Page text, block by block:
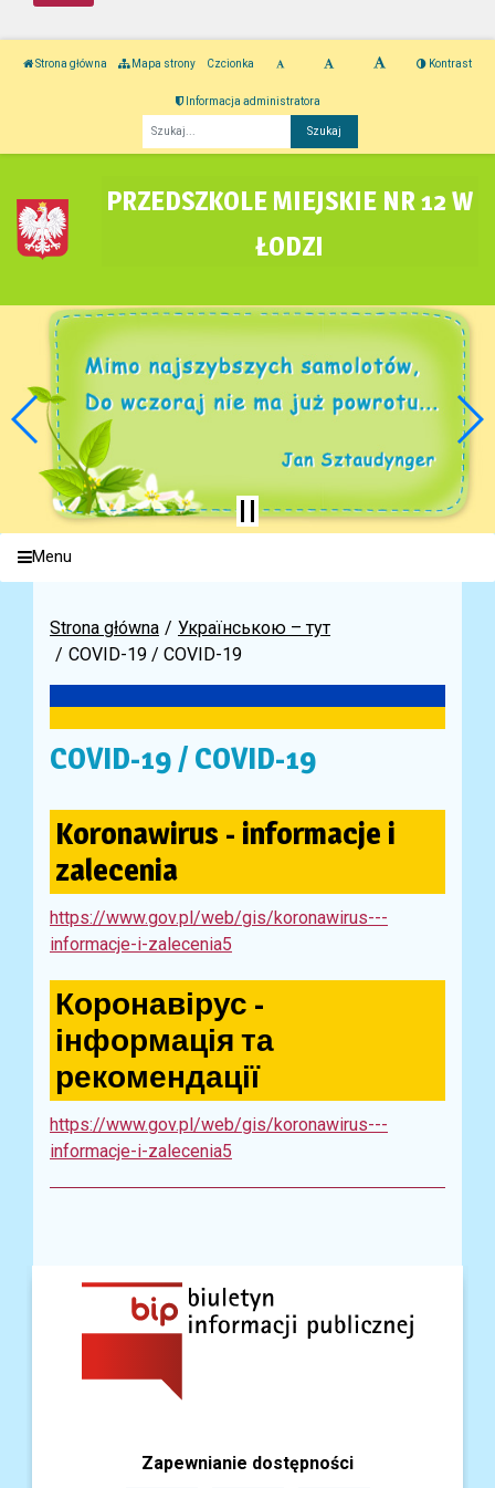
Strona główna Mapa strony Czcionka Kontrast
Informacja administratora
PRZEDSZKOLE MIEJSKIE NR 12 W
ŁODZI
Menu
Strona główna
Українською – тут
COVID-19 / COVID-19
COVID-19 / COVID-19
Koronawirus - informacje i
zalecenia
https://www.gov.pl/web/gis/koronawirus---
informacje-i-zalecenia5
Коронавірус -
інформація та
рекомендації
https://www.gov.pl/web/gis/koronawirus---
informacje-i-zalecenia5
Zapewnianie dostępności